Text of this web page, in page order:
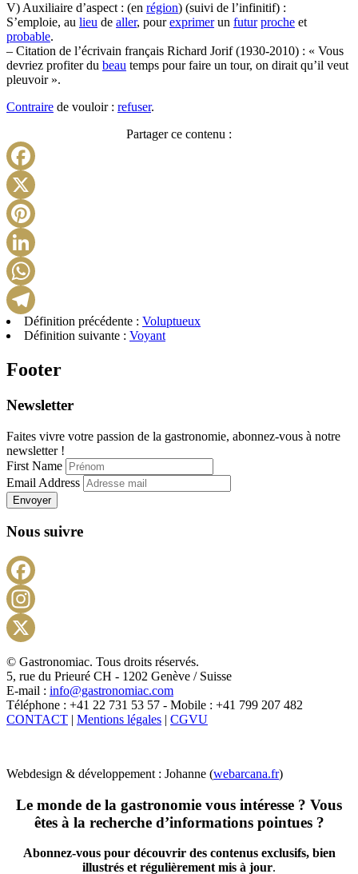
V) Auxiliaire d’aspect : (en région) (suivi de l’infinitif) :
S’emploie, au lieu de aller, pourexprimerun futur proche et
probable.
– Citation de l’écrivain français Richard Jorif (1930-2010) : « Vous
devriez profiter du beau temps pour faire un tour, on dirait qu’il veut
pleuvoir ».
Contraire de vouloir : refuser.
Partager ce contenu :
Telegram
Définition précédente : Voluptueux
Définition suivante : Voyant
Footer
Newsletter
Faites vivre votre passion de la gastronomie, abonnez-vous à notre
newsletter !
First Name
Email Address
Envoyer
Nous suivre
X
© Gastronomiac. Tous droits réservés.
5, rue du Prieuré CH - 1202 Genève / Suisse
E-mail : info@gastronomiac.com
Téléphone : +41 22 731 53 57 - Mobile : +41 799 207 482
CONTACT | Mentions légales | CGVU
Webdesign & développement : Johanne (webarcana.fr)
Le monde de la gastronomie vous intéresse ? Vous
êtes à la recherche d’informations pointues ?
Abonnez-vous pour découvrir des contenus exclusifs, bien
illustrés et régulièrement mis à jour.